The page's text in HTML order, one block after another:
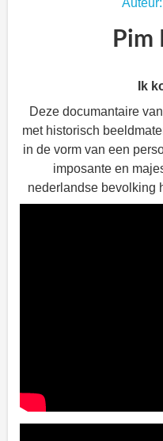
Pim
Ik
Deze documantaire
met historisch
in de vorm van een
imposante en
nederlandse bevolking